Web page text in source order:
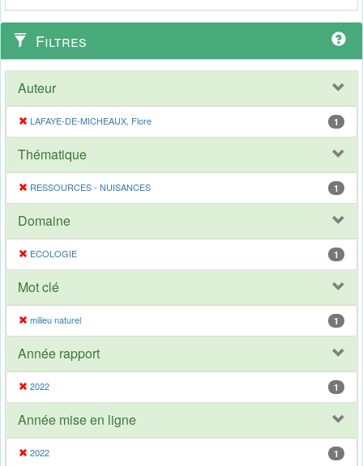
Filtres
Auteur
LAFAYE-DE-MICHEAUX, Flore 1
Thématique
RESSOURCES - NUISANCES 1
Domaine
ECOLOGIE 1
Mot clé
milieu naturel 1
Année rapport
2022 1
Année mise en ligne
2022 1